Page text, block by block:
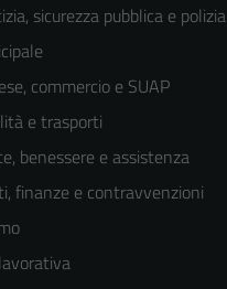
sicurezza pubblica e polizia
commercio e SUAP
e trasporti
benessere e assistenza
finanze e contravvenzioni